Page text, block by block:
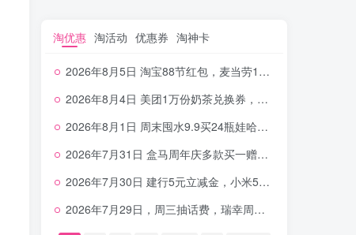
淘优惠 淘活动 优惠券 淘神卡
2026年8月5日 淘宝88节红包，麦当劳150万份柠檬水，三万份瑞幸免单，霸王9万份0.01券等
2026年8月4日 美团1万份奶茶兑换券，农行5E卡，中行支付超给利，美团领18个冰激凌，小米每天领2-6元等等
2026年8月1日 周末囤水9.9买24瓶娃哈哈，建行100元京东券，移动5元话费，麦当劳甜筒，交行立减金等
2026年7月31日 盒马周年庆多款买一赠一，饿了么拆红包，建行30立减金，农行领10元刷卡金等
2026年7月30日 建行5元立减金，小米5元，抢2500份爷爷不泡茶，闪购20-20，3元吃瑞幸咖啡等
2026年7月29日，周三抽话费，瑞幸周三免单，4.9元瑞幸咖啡，蜜雪兑换券，工行5元立减金等